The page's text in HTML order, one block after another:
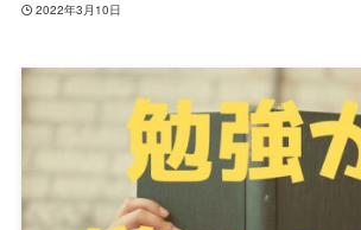
2022年3月10日